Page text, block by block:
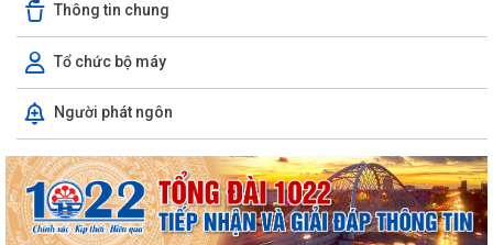
Thông tin chung
Tổ chức bộ máy
Người phát ngôn
thay thế, bị bãi bỏ thuộc...
Về việc công khai thủ tục hành chính ban hành mới, được sửa đổi, bổ
sung thuộc phạm vi chức năng...
Thông báo Về việc công khai danh sách đề nghị tặng, truy tặng “Huy